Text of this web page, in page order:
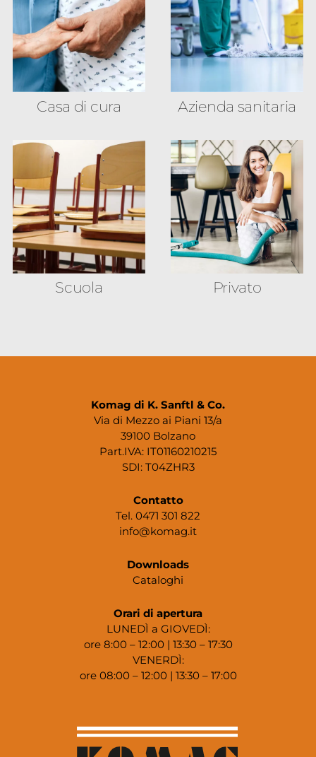
Casa di cura Azienda sanitaria
Scuola Privato
Komag di K. Sanftl & Co.
Via di Mezzo ai Piani 13/a
39100 Bolzano
Part.IVA: IT01160210215
SDI: T04ZHR3
Contatto
Tel. 0471 301 822
info@komag.it
Downloads
Cataloghi
Orari di apertura
LUNEDÌ a GIOVEDÌ:
ore 8:00 – 12:00 | 13:30 – 17:30
VENERDÌ:
ore 08:00 – 12:00 | 13:30 – 17:00